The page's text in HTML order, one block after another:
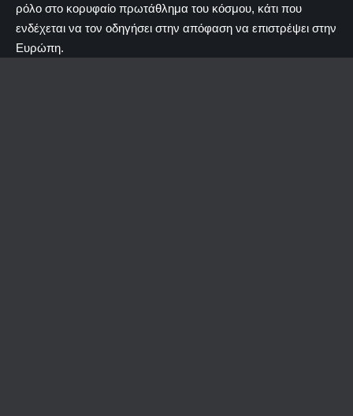
ρόλο στο κορυφαίο πρωτάθλημα του κόσμου, κάτι που
ενδέχεται να τον οδηγήσει στην απόφαση να επιστρέψει στην
Ευρώπη.